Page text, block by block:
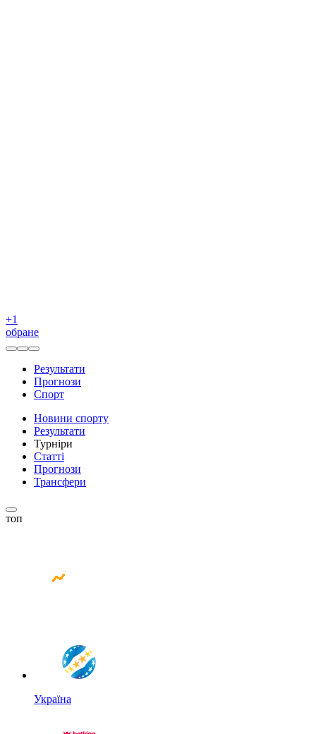
+1
обране
Результати
Прогнози
Спорт
Новини спорту
Результати
Турніри
Статті
Прогнози
Трансфери
топ
Україна